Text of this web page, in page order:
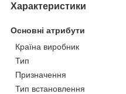
Характеристики
Основні атрибути
Країна виробник
Тип
Призначення
Тип встановлення